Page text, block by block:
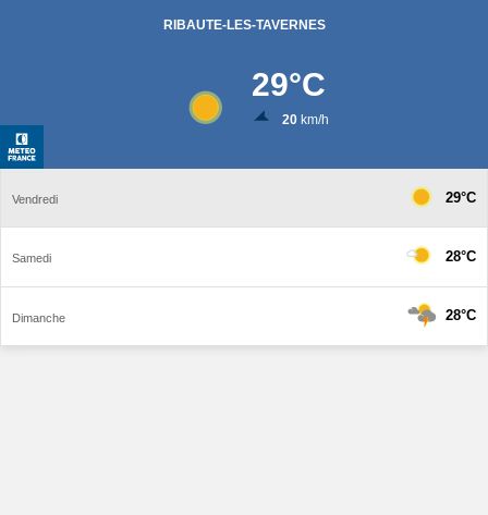
RIBAUTE-LES-TAVERNES
29°C
20km/h
Vendredi 29°C
Samedi 28°C
Dimanche 28°C